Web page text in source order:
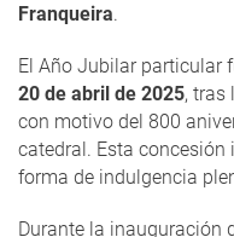
Franqueira.
El Año Jubilar particular
20 de abril de 2025, tras
con motivo del 800
catedral. Esta concesión
forma de indulgencia
Durante la inauguración